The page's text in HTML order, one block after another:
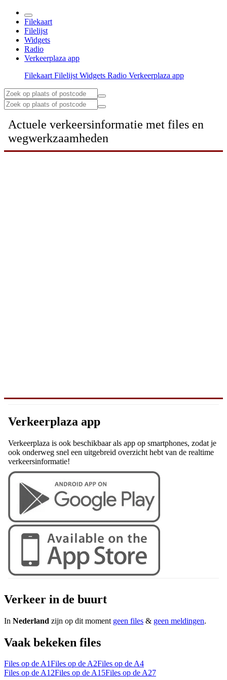
Filekaart
Filelijst
Widgets
Radio
Verkeerplaza app
Filekaart Filelijst Widgets Radio Verkeerplaza app
Actuele verkeersinformatie met files en
wegwerkzaamheden
Verkeerplaza app
Verkeerplaza is ook beschikbaar als app op smartphones, zodat je
ook onderweg snel een uitgebreid overzicht hebt van de realtime
verkeersinformatie!
Verkeer in de buurt
In Nederland zijn op dit moment geen files & geen meldingen.
Vaak bekeken files
Files op de A1Files op de A2Files op de A4
Files op de A12Files op de A15Files op de A27